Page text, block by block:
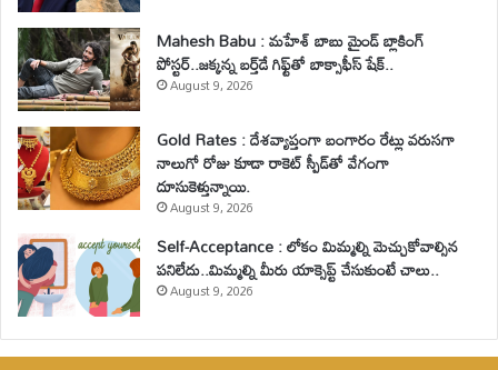
Mahesh Babu : మహేశ్‌ బాబు మైండ్ బ్లాకింగ్
పోస్టర్..జక్కన్న బర్త్‌డే గిఫ్ట్‌తో బాక్సాఫీస్ షేక్..
August 9, 2026
Gold Rates : దేశవ్యాప్తంగా బంగారం రేట్లు వరుసగా
నాలుగో రోజు కూడా రాకెట్ స్పీడ్‌తో వేగంగా
దూసుకెళ్తున్నాయి.
August 9, 2026
Self-Acceptance : లోకం మిమ్మల్ని మెచ్చుకోవాల్సిన
పనిలేదు..మిమ్మల్ని మీరు యాక్సెప్ట్ చేసుకుంటే చాలు..
August 9, 2026